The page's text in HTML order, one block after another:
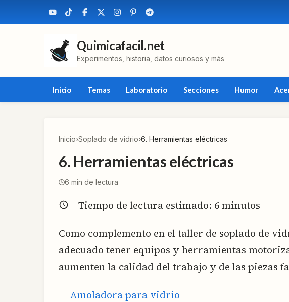
Quimicafacil.net
Experimentos, historia, datos curiosos y más
Inicio Temas Laboratorio Secciones Humor
Inicio›Soplado de vidrio›6. Herramientas eléctricas
6. Herramientas eléctricas
6 min de lectura
Tiempo de lectura estimado: 6minutos
Como complemento en el taller de soplado de
adecuado tener equipos y herramientas
aumenten la calidad del trabajo y de las piezas
Amoladora para vidrio